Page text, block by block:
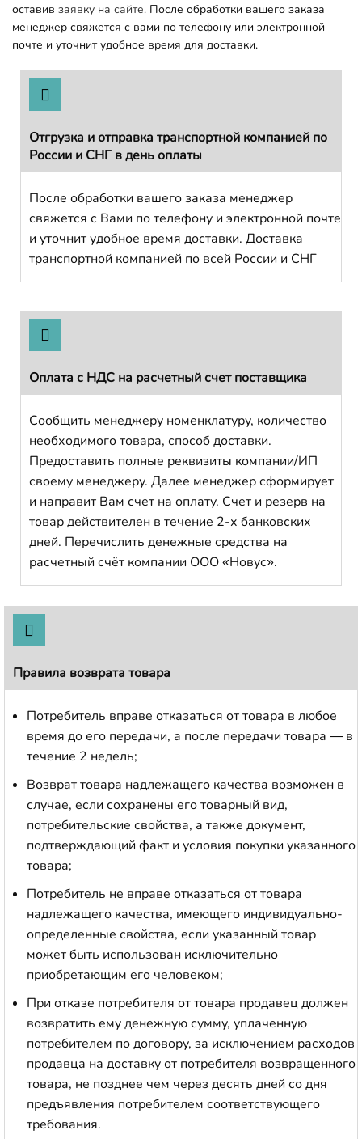
оставив заявку на сайте. После обработки вашего заказа
менеджер свяжется с вами по телефону или электронной
почте и уточнит удобное время для доставки.
Отгрузка и отправка транспортной компанией по
России и СНГ в день оплаты
После обработки вашего заказа менеджер
свяжется с Вами по телефону и электронной почте
и уточнит удобное время доставки. Доставка
транспортной компанией по всей России и СНГ
Оплата с НДС на расчетный счет поставщика
Сообщить менеджеру номенклатуру, количество
необходимого товара, способ доставки.
Предоставить полные реквизиты компании/ИП
своему менеджеру. Далее менеджер сформирует
и направит Вам счет на оплату. Счет и резерв на
товар действителен в течение 2-х банковских
дней. Перечислить денежные средства на
расчетный счёт компании ООО «Новус».
Правила возврата товара
Потребитель вправе отказаться от товара в любое
время до его передачи, а после передачи товара — в
течение 2 недель;
Возврат товара надлежащего качества возможен в
случае, если сохранены его товарный вид,
потребительские свойства, а также документ,
подтверждающий факт и условия покупки указанного
товара;
Потребитель не вправе отказаться от товара
надлежащего качества, имеющего индивидуально-
определенные свойства, если указанный товар
может быть использован исключительно
приобретающим его человеком;
При отказе потребителя от товара продавец должен
возвратить ему денежную сумму, уплаченную
потребителем по договору, за исключением расходов
продавца на доставку от потребителя возвращенного
товара, не позднее чем через десять дней со дня
предъявления потребителем соответствующего
требования.